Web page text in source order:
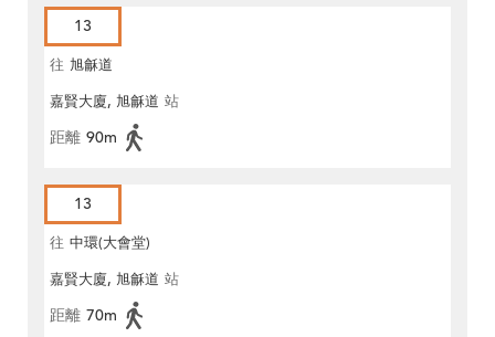
13
往 旭龢道
嘉賢大廈, 旭龢道 站
距離 90m
13
往 中環(大會堂)
嘉賢大廈, 旭龢道 站
距離 70m